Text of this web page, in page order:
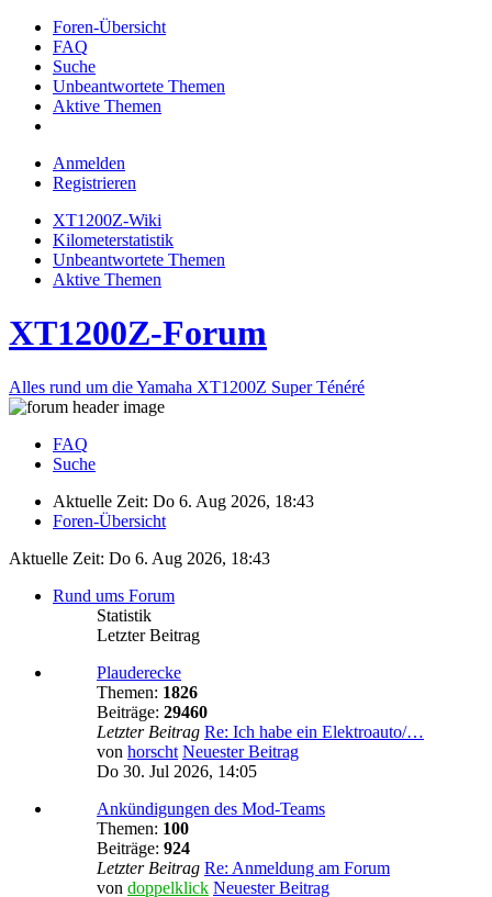
Foren-Übersicht
FAQ
Suche
Unbeantwortete Themen
Aktive Themen
Anmelden
Registrieren
XT1200Z-Wiki
Kilometerstatistik
Unbeantwortete Themen
Aktive Themen
XT1200Z-Forum
Alles rund um die Yamaha XT1200Z Super Ténéré
FAQ
Suche
Aktuelle Zeit: Do 6. Aug 2026, 18:43
Foren-Übersicht
Aktuelle Zeit: Do 6. Aug 2026, 18:43
Rund ums Forum
Statistik
Letzter Beitrag
Plauderecke
Themen: 1826
Beiträge: 29460
Letzter Beitrag Re: Ich habe ein Elektroauto/…
von horscht Neuester Beitrag
Do 30. Jul 2026, 14:05
Ankündigungen des Mod-Teams
Themen: 100
Beiträge: 924
Letzter Beitrag Re: Anmeldung am Forum
von doppelklick Neuester Beitrag